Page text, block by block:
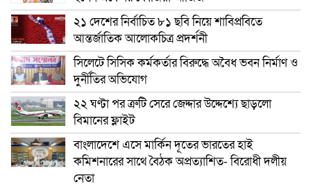
২১ দেশের নির্বাচিত ৮১ ছবি নিয়ে শাবিপ্রবিতে
আন্তর্জাতিক আলোকচিত্র প্রদর্শনী
সিলেটে সিসিক কর্মকর্তার বিরুদ্ধে অবৈধ ভবন নির্মাণ ও
দুর্নীতির অভিযোগ
২২ ঘণ্টা পর ত্রুটি সেরে জেদ্দার উদ্দেশ্যে ছাড়লো
বিমানের ফ্লাইট
বাংলাদেশে এসে মার্কিন দূতের ভারতের হাই
কমিশনারের সাথে বৈঠক অপ্রত্যাশিত- বিরোধী দলীয়
নেতা